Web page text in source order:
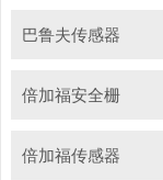
巴鲁夫传感器
倍加福安全栅
倍加福传感器